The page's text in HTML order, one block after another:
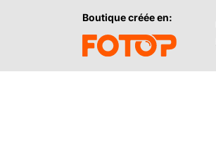
Boutique créée en: